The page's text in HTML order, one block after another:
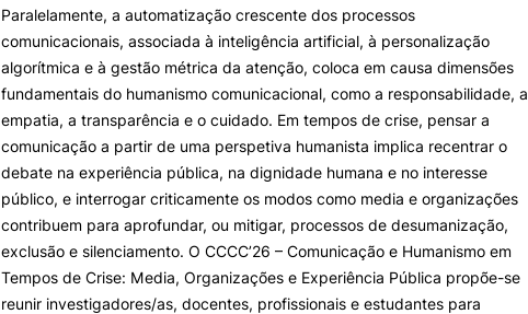
Paralelamente, a automatização crescente dos processos
comunicacionais, associada à inteligência artificial, à personalização
algorítmica e à gestão métrica da atenção, coloca em causa dimensões
fundamentais do humanismo comunicacional, como a responsabilidade, a
empatia, a transparência e o cuidado. Em tempos de crise, pensar a
comunicação a partir de uma perspetiva humanista implica recentrar o
debate na experiência pública, na dignidade humana e no interesse
público, e interrogar criticamente os modos como media e organizações
contribuem para aprofundar, ou mitigar, processos de desumanização,
exclusão e silenciamento. O CCCC’26 – Comunicação e Humanismo em
Tempos de Crise: Media, Organizações e Experiência Pública propõe-se
reunir investigadores/as, docentes, profissionais e estudantes para